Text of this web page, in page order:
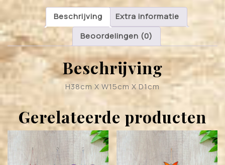
Beschrijving
Extra informatie
Beoordelingen (0)
Beschrijving
H38cm X W15cm X D1cm
Gerelateerde producten